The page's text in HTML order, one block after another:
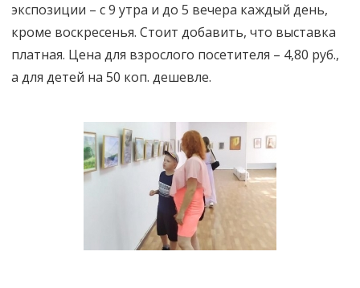
экспозиции – с 9 утра и до 5 вечера каждый день,
кроме воскресенья. Стоит добавить, что выставка
платная. Цена для взрослого посетителя – 4,80 руб.,
а для детей на 50 коп. дешевле.